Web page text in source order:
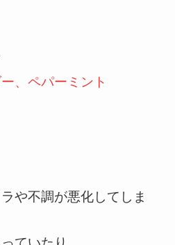
や不調が悪化してしま